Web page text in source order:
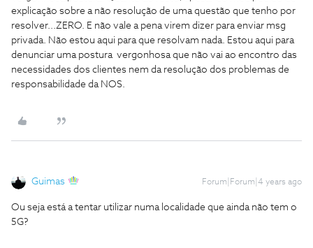
explicação sobre a não resolução de uma questão que tenho por
resolver...ZERO. E não vale a pena virem dizer para enviar msg
privada. Não estou aqui para que resolvam nada. Estou aqui para
denunciar uma postura vergonhosa que não vai ao encontro das
necessidades dos clientes nem da resolução dos problemas de
responsabilidade da NOS.
Guimas Forum|Forum|4 years ago
Ou seja está a tentar utilizar numa localidade que ainda não tem o
5G?